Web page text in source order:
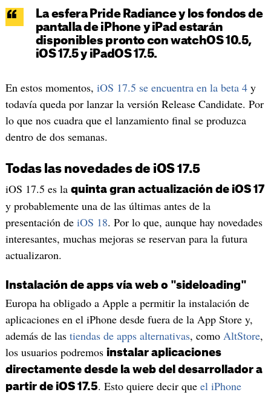
La esfera Pride Radiance y los fondos de
pantalla de iPhone y iPad estarán
disponibles pronto con watchOS 10.5,
iOS 17.5 y iPadOS 17.5.
En estos momentos, iOS 17.5 se encuentra en la beta 4y
todavía queda por lanzar la versión Release Candidate. Por
lo que nos cuadra que el lanzamiento final se produzca
dentro de dos semanas.
Todas las novedades de iOS 17.5
iOS 17.5 es la quinta gran actualización de iOS 17
y probablemente una de las últimas antes de la
presentación de iOS 18. Por lo que, aunque hay novedades
interesantes, muchas mejoras se reservan para la futura
actualizaron.
Instalación de apps vía web o "sideloading"
Europa ha obligado a Apple a permitir la instalación de
aplicaciones en el iPhone desde fuera de la App Store y,
además de las tiendas de apps alternativas, como AltStore,
los usuarios podremos instalar aplicaciones
directamente desde la web del desarrollador a
partir de iOS 17.5. Esto quiere decir que el iPhone